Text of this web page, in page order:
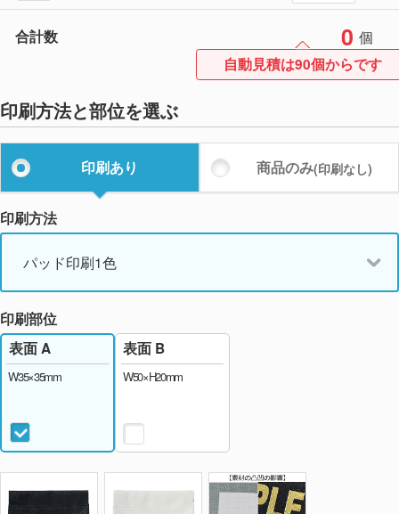
合計数 0 個
自動見積は90個からです
印刷方法と部位を選ぶ
印刷あり 商品のみ(印刷なし)
印刷方法
パッド印刷1色
印刷部位
表面 A
W35×35mm
表面 B
W50×H20mm